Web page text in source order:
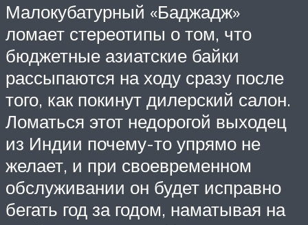
Малокубатурный «Баджадж»
ломает стереотипы о том, что
бюджетные азиатские байки
рассыпаются на ходу сразу после
того, как покинут дилерский салон.
Ломаться этот недорогой выходец
из Индии почему-то упрямо не
желает, и при своевременном
обслуживании он будет исправно
бегать год за годом, наматывая на